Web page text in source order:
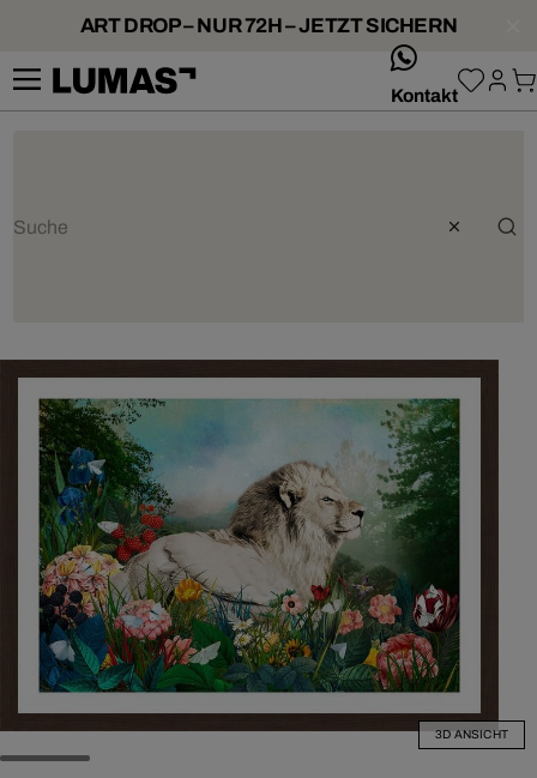
ART DROP – NUR 72H – JETZT SICHERN
Kontakt
3D ANSICHT